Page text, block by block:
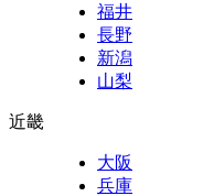
福井
長野
新潟
山梨
近畿
大阪
兵庫